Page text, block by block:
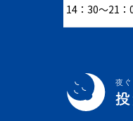
14：30～21：